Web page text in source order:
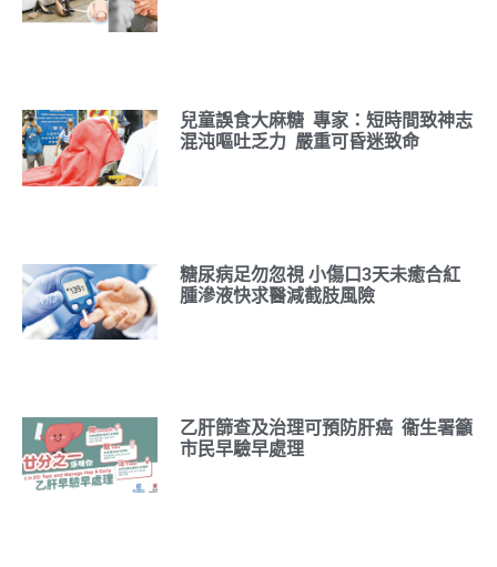
兒童誤食大麻糖 專家：短時間致神志
混沌嘔吐乏力 嚴重可昏迷致命
糖尿病足勿忽視 小傷口3天未癒合紅
腫滲液快求醫減截肢風險
乙肝篩查及治理可預防肝癌 衞生署籲
市民早驗早處理